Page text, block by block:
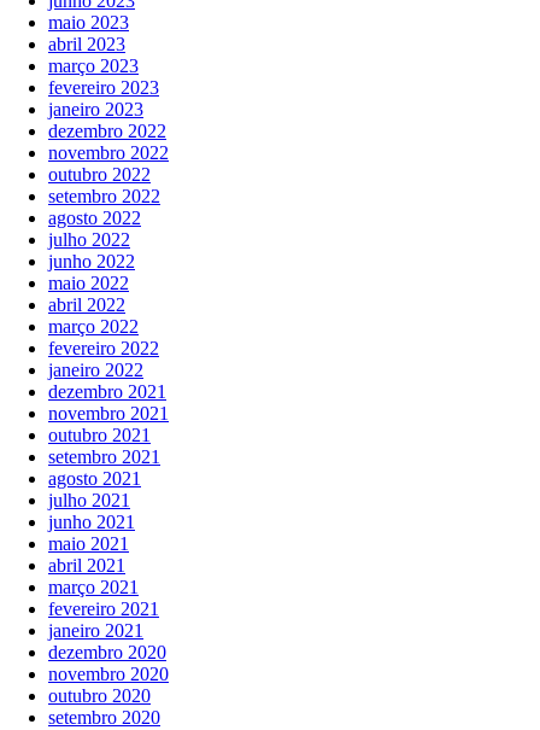
maio 2023
abril 2023
março 2023
fevereiro 2023
janeiro 2023
dezembro 2022
novembro 2022
outubro 2022
setembro 2022
agosto 2022
julho 2022
junho 2022
maio 2022
abril 2022
março 2022
fevereiro 2022
janeiro 2022
dezembro 2021
novembro 2021
outubro 2021
setembro 2021
agosto 2021
julho 2021
junho 2021
maio 2021
abril 2021
março 2021
fevereiro 2021
janeiro 2021
dezembro 2020
novembro 2020
outubro 2020
setembro 2020